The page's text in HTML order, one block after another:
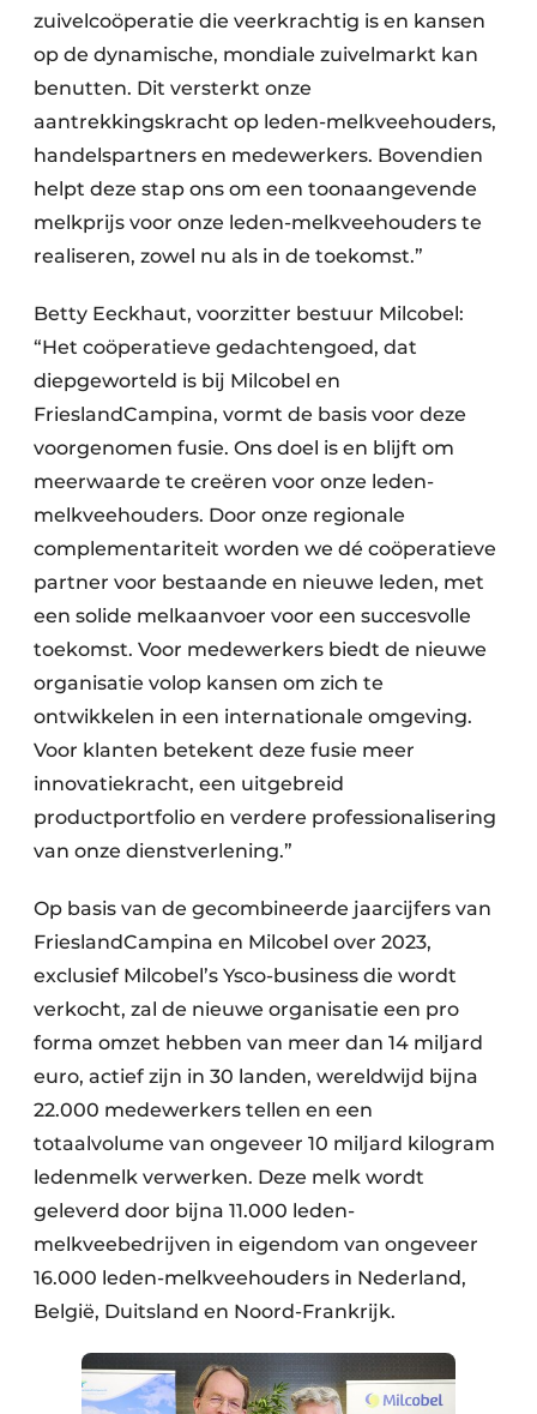
zuivelcoöperatie die veerkrachtig is en kansen
op de dynamische, mondiale zuivelmarkt kan
benutten. Dit versterkt onze
aantrekkingskracht op leden-melkveehouders,
handelspartners en medewerkers. Bovendien
helpt deze stap ons om een toonaangevende
melkprijs voor onze leden-melkveehouders te
realiseren, zowel nu als in de toekomst.”
Betty Eeckhaut, voorzitter bestuur Milcobel:
“Het coöperatieve gedachtengoed, dat
diepgeworteld is bij Milcobel en
FrieslandCampina, vormt de basis voor deze
voorgenomen fusie. Ons doel is en blijft om
meerwaarde te creëren voor onze leden-
melkveehouders. Door onze regionale
complementariteit worden we dé coöperatieve
partner voor bestaande en nieuwe leden, met
een solide melkaanvoer voor een succesvolle
toekomst. Voor medewerkers biedt de nieuwe
organisatie volop kansen om zich te
ontwikkelen in een internationale omgeving.
Voor klanten betekent deze fusie meer
innovatiekracht, een uitgebreid
productportfolio en verdere professionalisering
van onze dienstverlening.”
Op basis van de gecombineerde jaarcijfers van
FrieslandCampina en Milcobel over 2023,
exclusief Milcobel’s Ysco-business die wordt
verkocht, zal de nieuwe organisatie een pro
forma omzet hebben van meer dan 14 miljard
euro, actief zijn in 30 landen, wereldwijd bijna
22.000 medewerkers tellen en een
totaalvolume van ongeveer 10 miljard kilogram
ledenmelk verwerken. Deze melk wordt
geleverd door bijna 11.000 leden-
melkveebedrijven in eigendom van ongeveer
16.000 leden-melkveehouders in Nederland,
België, Duitsland en Noord-Frankrijk.